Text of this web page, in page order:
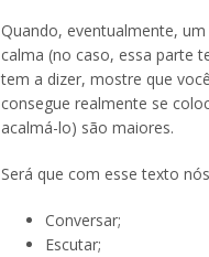
Quando, eventualmente,
calma (no caso, essa parte
tem a dizer, mostre que
consegue realmente se
acalmá-lo) são maiores.
Será que com esse texto
Conversar;
Escutar;